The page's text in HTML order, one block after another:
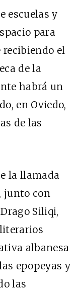
escuelas y
para
recibiendo el
de la
habrá un
en Oviedo,
de las
la llamada
junto con
Siliqi,
albanesa
epopeyas y
las